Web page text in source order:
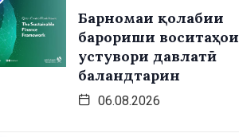
Барномаи қолабии
барориши воситаҳои
устувори давлатӣ
баландтарин
06.08.2026